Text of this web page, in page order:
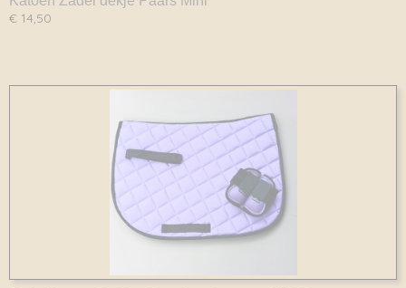
€ 14,50